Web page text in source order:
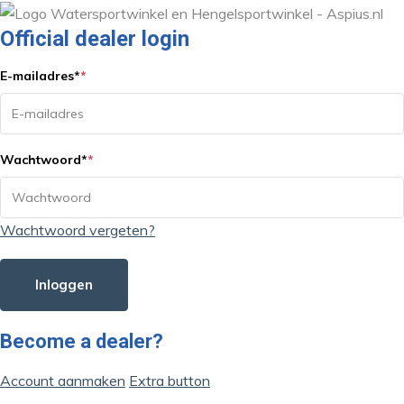
Official dealer login
E-mailadres**
Wachtwoord**
Wachtwoord vergeten?
Inloggen
Become a dealer?
Account aanmaken Extra button